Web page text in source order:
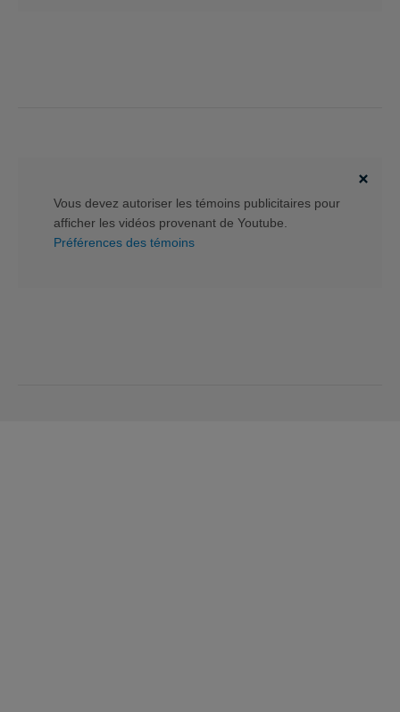
Vous devez autoriser les témoins publicitaires pour
afficher les vidéos provenant de Youtube.
Préférences des témoins